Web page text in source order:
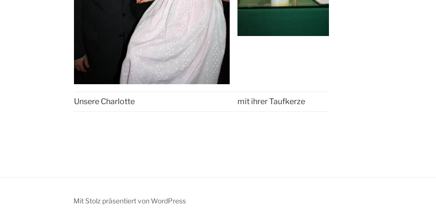
Unsere Charlotte mit ihrer Taufkerze
Mit Stolz präsentiert von WordPress